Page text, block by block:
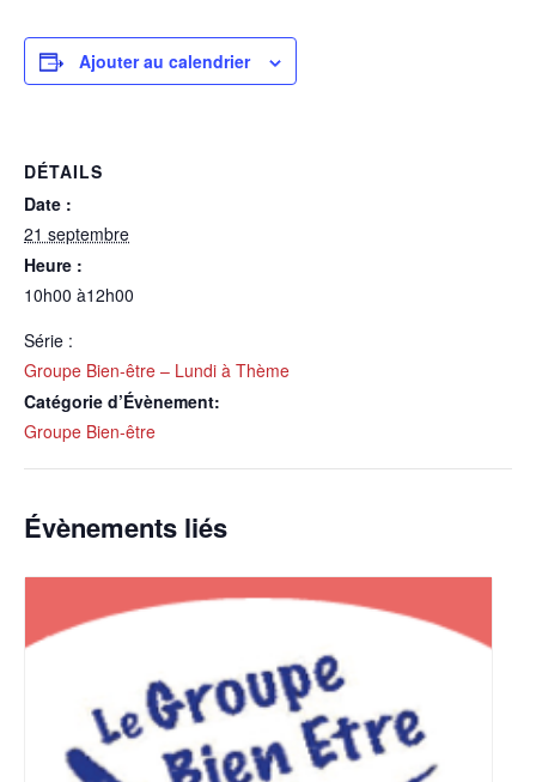
Ajouter au calendrier
DÉTAILS
Date :
21 septembre
Heure :
10h00 à12h00
Série :
Groupe Bien-être – Lundi à Thème
Catégorie d’Évènement:
Groupe Bien-être
Évènements liés